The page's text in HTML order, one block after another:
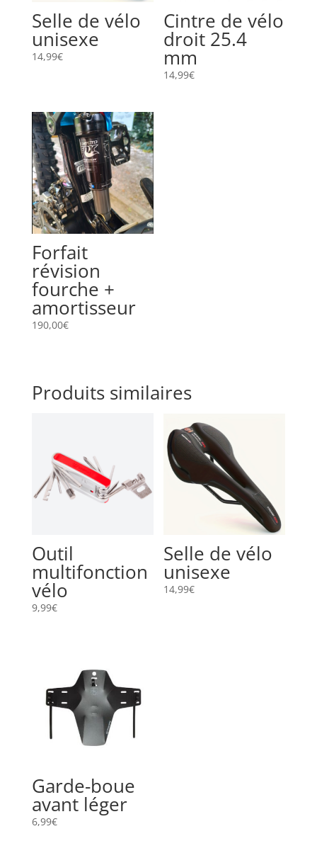
Selle de vélo
unisexe
14,99€
Cintre de vélo
droit 25.4
mm
14,99€
Forfait
révision
fourche +
amortisseur
190,00€
Produits similaires
Outil
multifonction
vélo
9,99€
Selle de vélo
unisexe
14,99€
Garde-boue
avant léger
6,99€